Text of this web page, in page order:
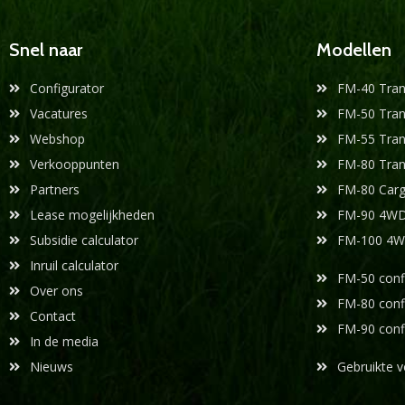
Snel naar
Configurator
Vacatures
Webshop
Verkooppunten
Partners
Lease mogelijkheden
Subsidie calculator
Inruil calculator
Over ons
Contact
In de media
Nieuws
Modellen
FM-40
FM-50
FM-55
FM-80
FM-80
FM-90
FM-100
FM-50
FM-80
FM-90
Gebruikte